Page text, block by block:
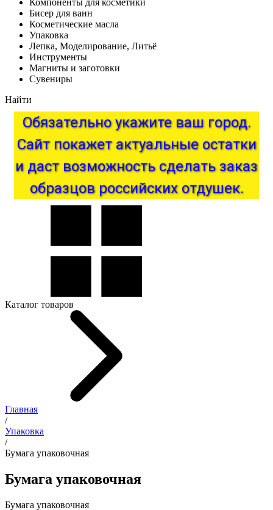
Компоненты для косметики
Бисер для ванн
Косметические масла
Упаковка
Лепка, Моделирование, Литьё
Инструменты
Магниты и заготовки
Сувениры
НайтиОбязательно
Сайт покажет актуальные остатки
и даст возможность сделать заказ
образцов российских отдушек.
Каталог товаров
Главная
/
Упаковка
/
Бумага упаковочная
Бумага упаковочная
Бумага упаковочная